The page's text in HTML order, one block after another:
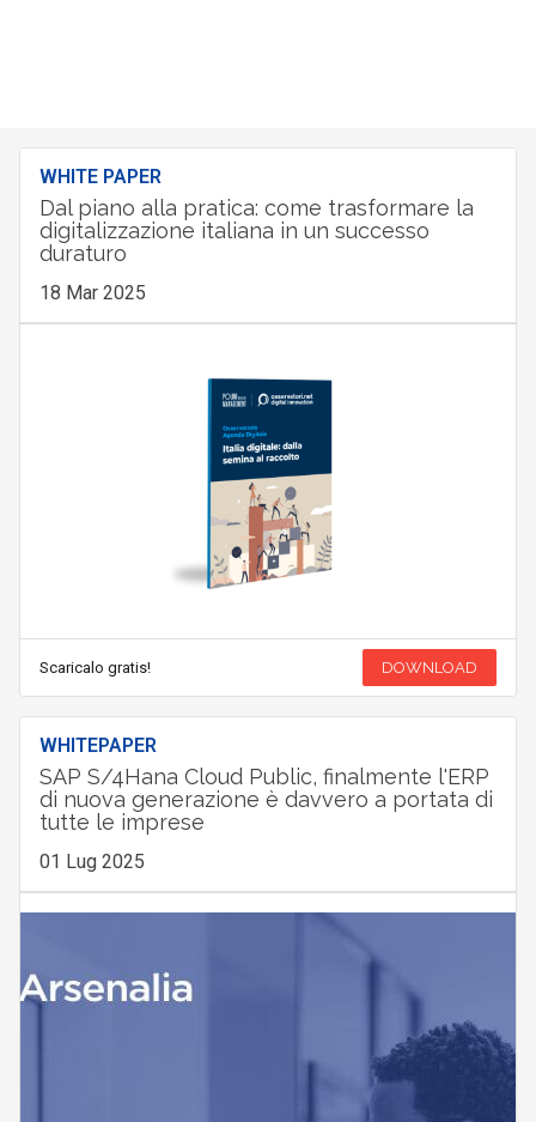
WHITE PAPER
Dal piano alla pratica: come trasformare la
digitalizzazione italiana in un successo
duraturo
18 Mar 2025
Scaricalo gratis! DOWNLOAD
WHITEPAPER
SAP S/4Hana Cloud Public, finalmente l'ERP
di nuova generazione è davvero a portata di
tutte le imprese
01 Lug 2025